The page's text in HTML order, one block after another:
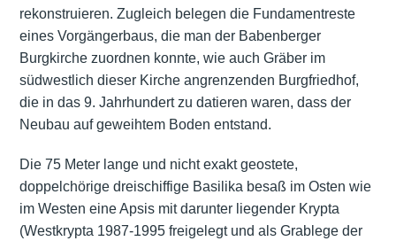
rekonstruieren. Zugleich belegen die Fundamentreste
eines Vorgängerbaus, die man der Babenberger
Burgkirche zuordnen konnte, wie auch Gräber im
südwestlich dieser Kirche angrenzenden Burgfriedhof,
die in das 9. Jahrhundert zu datieren waren, dass der
Neubau auf geweihtem Boden entstand.
Die 75 Meter lange und nicht exakt geostete,
doppelchörige dreischiffige Basilika besaß im Osten wie
im Westen eine Apsis mit darunter liegender Krypta
(Westkrypta 1987-1995 freigelegt und als Grablege der